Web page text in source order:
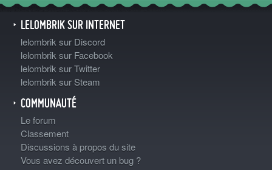
LELOMBRIK SUR INTERNET
lelombrik sur Discord
lelombrik sur Facebook
lelombrik sur Twitter
lelombrik sur Steam
COMMUNAUTÉ
Le forum
Classement
Discussions à propos du site
Vous avez découvert un bug ?